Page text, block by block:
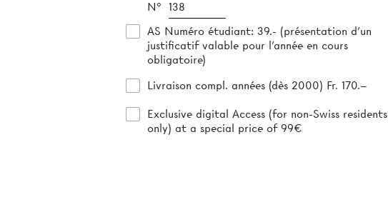
N°
AS Numéro étudiant: 39.- (présentation d’un
justificatif valable pour l’année en cours
obligatoire)
Livraison compl. années (dès 2000) Fr. 170.–
Exclusive digital Access (for non-Swiss residents
only) at a special price of 99€